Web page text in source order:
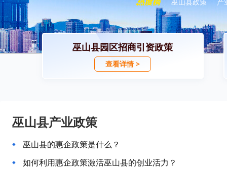
巫山县园区招商引资政策
查看详情 >
巫山县产业政策
巫山县的惠企政策是什么？
如何利用惠企政策激活巫山县的创业活力？